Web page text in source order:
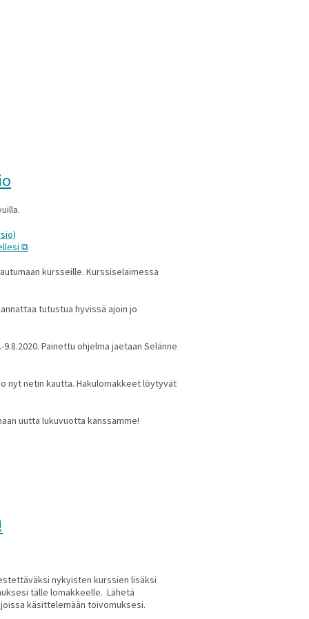
kursseille. Kurssiselaimessa
tutustua hyvissä ajoin jo
Painettu ohjelma jaetaan Selänne
nyt netin kautta. Hakulomakkeet löytyvät
uutta lukuvuotta kanssamme!
nykyisten kurssien lisäksi
tälle lomakkeelle. Lähetä
käsittelemään toivomuksesi.